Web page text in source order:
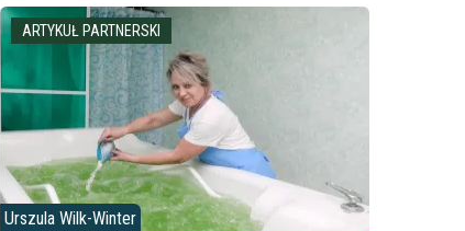
ARTYKUŁ PARTNERSKI
Urszula Wilk-Winter